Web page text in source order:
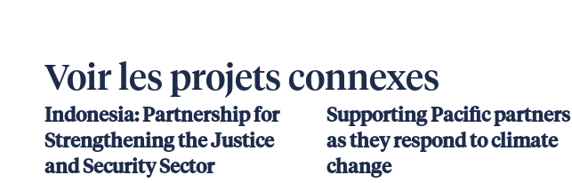
Voir les projets connexes
Indonesia: Partnership for
Strengthening the Justice
and Security Sector
Supporting Pacific partners
as they respond to climate
change